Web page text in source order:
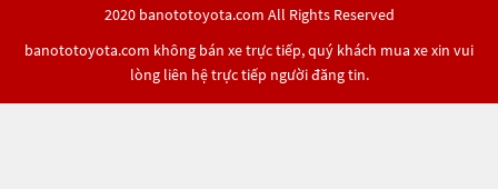
2020 banototoyota.com All Rights Reserved
banototoyota.com không bán xe trực tiếp, quý khách mua xe xin vui
lòng liên hệ trực tiếp người đăng tin.